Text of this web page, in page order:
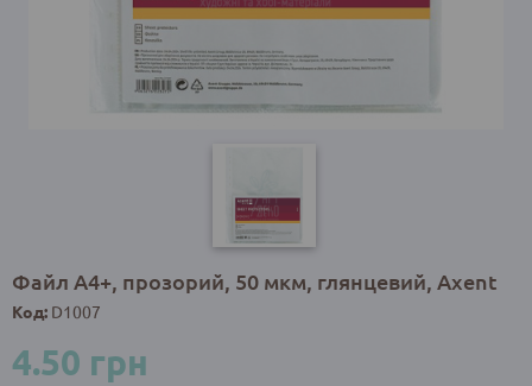
Файл А4+, прозорий, 50 мкм, глянцевий, Axent
Код: D1007
4.50 грн